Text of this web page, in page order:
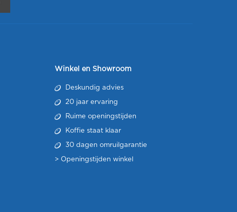
Winkel en Showroom
Deskundig advies
20 jaar ervaring
Ruime openingstijden
Koffie staat klaar
30 dagen omruilgarantie
> Openingstijden winkel